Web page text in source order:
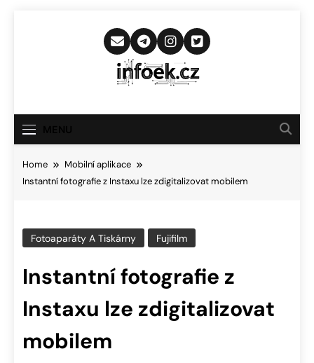
Infoek.cz
Novinkám
Home
Mobilní aplikace
Instantní fotografie z Instaxu lze zdigitalizovat mobilem
Fotoaparáty A Tiskárny Fujifilm
Instantní fotografie z
Instaxu lze zdigitalizovat
mobilem